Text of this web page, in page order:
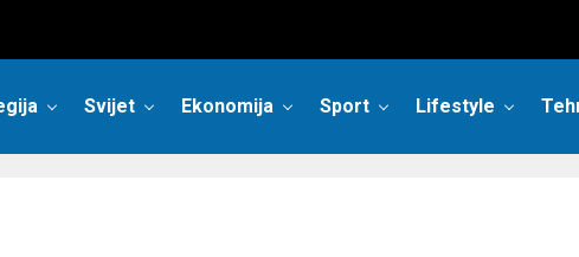
Svijet Ekonomija Sport Lifestyle